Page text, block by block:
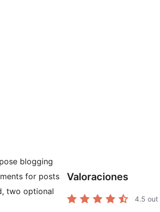
blogging
for posts
two optional
Valoraciones
4.5 out